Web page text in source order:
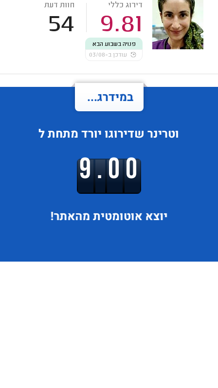
דירוג כללי
9.81
חוות דעת
54
פנויה בשבוע הבא
עודכן ב-03/08
במידרג...
וטרינר שדירוגו יורד מתחת ל
9.00
יוצא אוטומטית מהאתר!